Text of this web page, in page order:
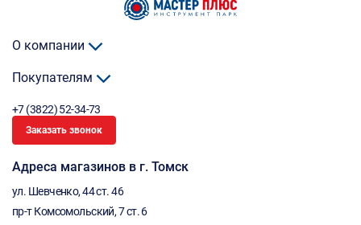
О компании
Покупателям
+7 (3822) 52-34-73
Заказать звонок
Адреса магазинов в г. Томск
ул. Шевченко, 44 ст. 46
пр-т Комсомольский, 7 ст. 6